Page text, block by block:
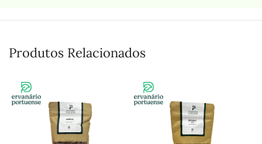
Produtos Relacionados